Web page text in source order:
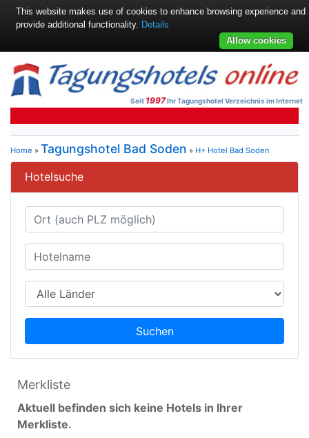
Seit 1997Ihr Tagungshotel Verzeichnis im Internet
Home » Tagungshotel Bad Soden » H+ Hotel Bad Soden
Hotelsuche
Suchen
Merkliste
Aktuell befinden sich keine Hotels in Ihrer
Merkliste.
This website makes use of cookies to enhance browsing experience and
provide additional functionality. Details
Allow cookies